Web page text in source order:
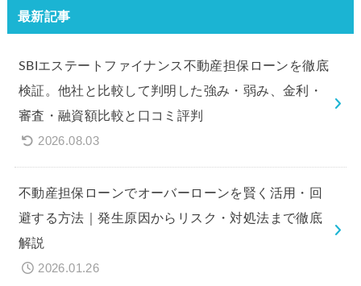
最新記事
SBIエステートファイナンス不動産担保ローンを徹底
検証。他社と比較して判明した強み・弱み、金利・
審査・融資額比較と口コミ評判
2026.08.03
不動産担保ローンでオーバーローンを賢く活用・回
避する方法｜発生原因からリスク・対処法まで徹底
解説
2026.01.26